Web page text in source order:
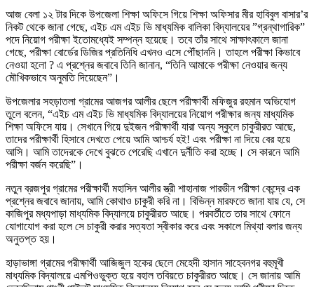
আজ বেলা ১২ টার দিকে উপজেলা শিক্ষা অফিসে গিয়ে শিক্ষা অফিসার মীর হাবিবুল বাসার’র
নিকট থেকে জানা গেছে, এইচ এম এইচ ভি মাধ্যমিক বালিকা বিদ্যালয়ের ”গ্রন্থাগারিক”
পদে নিয়োগ পরীক্ষা ইতোমধ্যেই সম্পন্ন হয়েছে। তবে তাঁর সাথে সাক্ষাৎকালে জানা
গেছে, পরীক্ষা বোর্ডের ডিজির প্রতিনিধি এখনও এসে পৌঁছাননি। তাহলে পরীক্ষা কিভাবে
নেওয়া হলো ? এ প্রশ্নের জবাবে তিনি জানান, “তিনি আমাকে পরীক্ষা নেওয়ার জন্য
মৌখিকভাবে অনুমতি দিয়েছেন”।
উপজেলার সহড়াতলা গ্রামের আজগর আলীর ছেলে পরীক্ষার্থী মফিজুর রহমান অভিযোগ
তুলে বলেন, “এইচ এম এইচ ভি মাধ্যমিক বিদ্যালয়ের নিয়োগ পরীক্ষার জন্য মাধ্যমিক
শিক্ষা অফিসে যায়। সেখানে গিয়ে দুইজন পরীক্ষার্থী যারা অন্য স্কুলে চাকুরীরত আছে,
তাদের পরীক্ষার্থী হিসাবে দেখতে পেয়ে আমি আশ্চর্য হই! এবং পরীক্ষা না দিয়ে বের হয়ে
আসি। আমি তাদেরকে দেখে বুঝতে পেরেছি এখানে দুর্নীতি করা হচ্ছে। সে কারনে আমি
পরীক্ষা বর্জন করেছি”।
নতুন ব্রজপুর গ্রামের পরীক্ষার্থী মহাসিন আলীর স্ত্রী শাহানাজ পারভীন পরীক্ষা কেন্দ্রে এক
প্রশ্নের জবাবে জানায়, আমি কোথাও চাকুরী করি না। বিভিন্ন মারফতে জানা যায় যে, সে
কাজিপুর মধ্যপাড়া মাধ্যমিক বিদ্যালয়ে চাকুরীরত আছে। পরবর্তীতে তার সাথে ফোনে
যোগাযোগ করা হলে সে চাকুরী করার সত্যতা স্বীকার করে এবং সকালে মিথ্যা বলার জন্য
অনুতপ্ত হয়।
হাড়াভাঙ্গা গ্রামের পরীক্ষার্থী আজিজুল হকের ছেলে মেহেদী হাসান সাহেবনগর বহুমূখী
মাধ্যমিক বিদ্যালয়ে এমপিওভুক্ত হয়ে বহাল তবিয়তে চাকুরীরত আছে। সে জানায় আমি